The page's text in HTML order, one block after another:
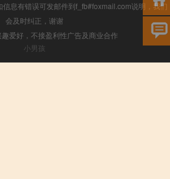
息有错误可发邮件到f_fb#foxmail.com说明，我们
会及时纠正，谢谢
爱好，不接盈利性广告及商业合作
小男孩